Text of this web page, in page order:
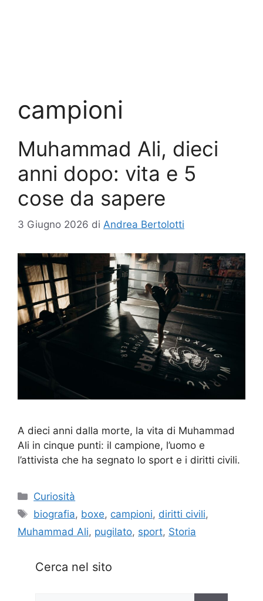
campioni
Muhammad Ali, dieci
anni dopo: vita e 5
cose da sapere
3 Giugno 2026 di Andrea Bertolotti
A dieci anni dalla morte, la vita di Muhammad
Ali in cinque punti: il campione, l’uomo e
l’attivista che ha segnato lo sport e i diritti civili.
Categorie
Curiosità
Tag
biografia, boxe, campioni, diritti civili,
Muhammad Ali, pugilato, sport, Storia
Cerca nel sito